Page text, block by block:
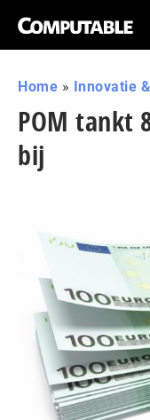
Home » Innovatie
POM tankt
bij